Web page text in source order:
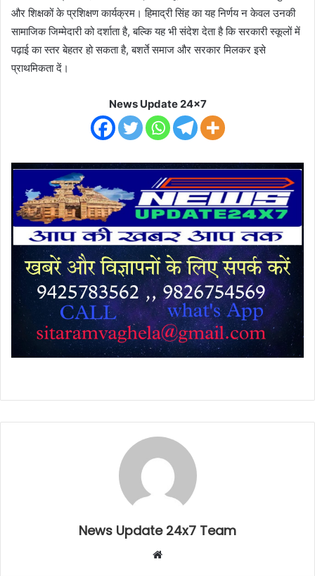
और शिक्षकों के प्रशिक्षण कार्यक्रम। हिमाद्री सिंह का यह निर्णय न केवल उनकी
सामाजिक जिम्मेदारी को दर्शाता है, बल्कि यह भी संदेश देता है कि सरकारी स्कूलों में
पढ़ाई का स्तर बेहतर हो सकता है, बशर्ते समाज और सरकार मिलकर इसे
प्राथमिकता दें।
News Update 24x7
News Update 24x7 Team
Website